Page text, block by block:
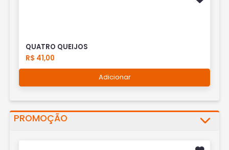
QUATRO QUEIJOS
R$ 41,00
Adicionar
PROMOÇÃO